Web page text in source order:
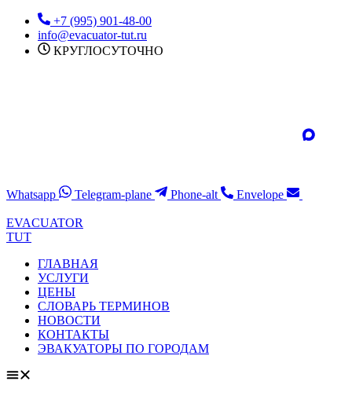
Перейти
содержимому
+7 (995) 901-48-00
info@evacuator-tut.ru
КРУГЛОСУТОЧНО
Whatsapp Telegram-plane Phone-alt Envelope
EVACUATOR
TUT
ГЛАВНАЯ
УСЛУГИ
ЦЕНЫ
СЛОВАРЬ ТЕРМИНОВ
НОВОСТИ
КОНТАКТЫ
ЭВАКУАТОРЫ ПО ГОРОДАМ